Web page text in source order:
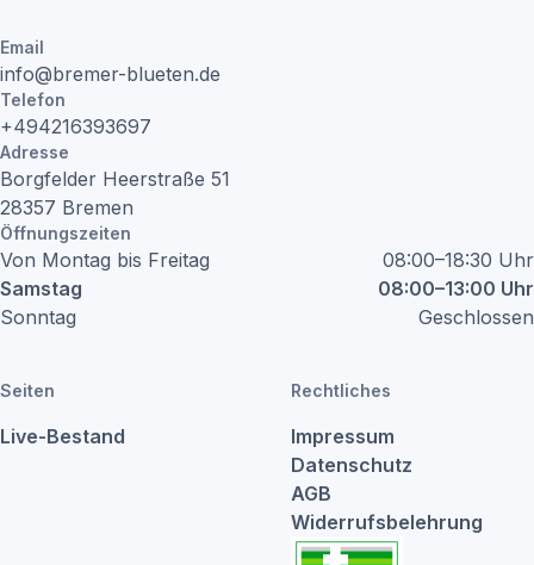
Email
info@bremer-blueten.de
Telefon
+494216393697
Adresse
Borgfelder Heerstraße 51
28357 Bremen
Öffnungszeiten
Von Montag bis Freitag
08:00–18:30 Uhr
Samstag
08:00–13:00 Uhr
Sonntag
Geschlossen
Seiten
Live-Bestand
Rechtliches
Impressum
Datenschutz
AGB
Widerrufsbelehrung